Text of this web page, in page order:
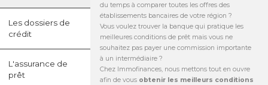
Les dossiers de
crédit
L'assurance de
prêt
du temps à comparer toutes les offres des
établissements bancaires de votre région ?
Vous voulez trouver la banque qui pratique les
meilleures conditions de prêt mais vous ne
souhaitez pas payer une commission importante
à un intermédiaire ?
Chez Immofinances, nous mettons tout en ouvre
afin de vous obtenir les meilleurs conditions